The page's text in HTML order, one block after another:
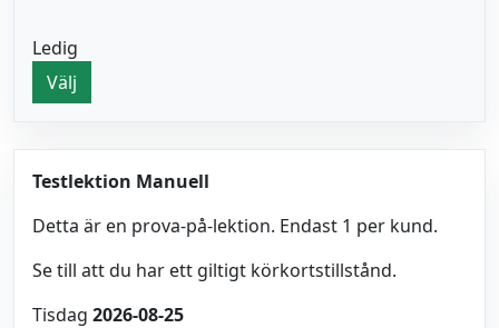
Ledig
Välj
Testlektion Manuell
Detta är en prova-på-lektion. Endast 1 per kund.
Se till att du har ett giltigt körkortstillstånd.
Tisdag 2026-08-25